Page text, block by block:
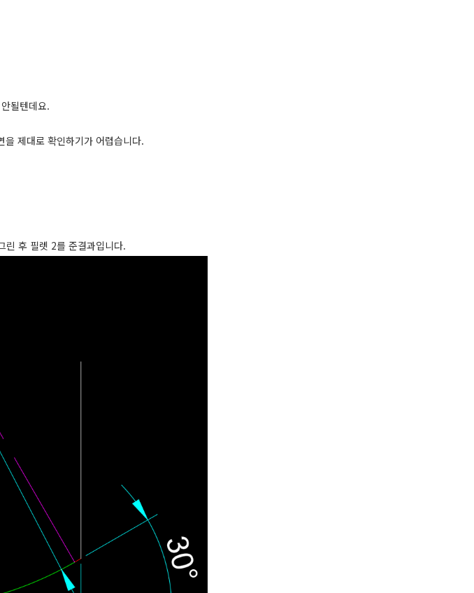
될텐데요.
제대로 확인하기가 어렵습니다.
린 후 필렛 2를 준결과입니다.